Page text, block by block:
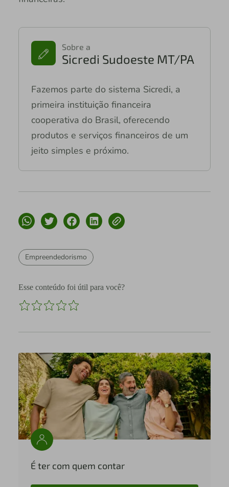
Sobre a
Sicredi Sudoeste MT/PA
Fazemos parte do sistema Sicredi, a
primeira instituição financeira
cooperativa do Brasil, oferecendo
produtos e serviços financeiros de um
jeito simples e próximo.
Empreendedorismo
Esse conteúdo foi útil para você?
É ter com quem contar